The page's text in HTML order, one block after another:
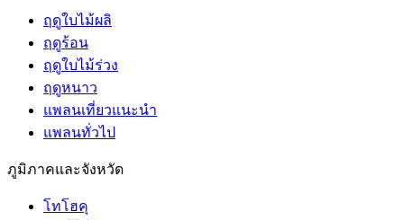
ฤดูใบไม้ผลิ
ฤดูร้อน
ฤดูใบไม้ร่วง
ฤดูหนาว
แพลนเที่ยวแนะนำ
แพลนทั่วไป
ภูมิภาคและจังหวัด
โทโฮคุ